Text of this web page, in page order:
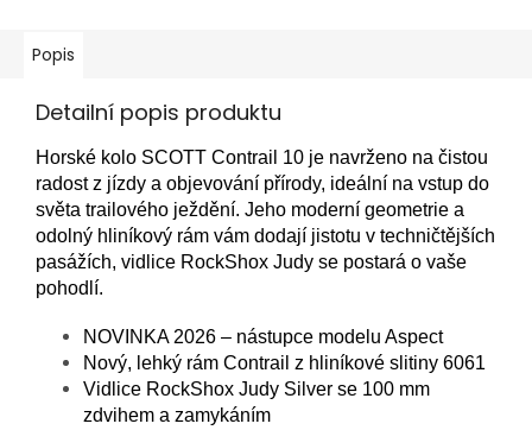
Popis
Detailní popis produktu
Horské kolo SCOTT Contrail 10 je navrženo na čistou
radost z jízdy a objevování přírody, ideální na vstup do
světa trailového ježdění. Jeho moderní geometrie a
odolný hliníkový rám vám dodají jistotu v techničtějších
pasážích, vidlice RockShox Judy se postará o vaše
pohodlí.
NOVINKA 2026 – nástupce modelu Aspect
Nový, lehký rám Contrail z hliníkové slitiny 6061
Vidlice RockShox Judy Silver se 100 mm
zdvihem a zamykáním